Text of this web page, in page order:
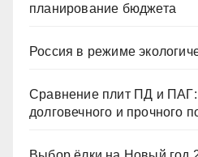
планирование бюджета
Россия в режиме
Сравнение плит ПД и ПАГ:
долговечного и прочного